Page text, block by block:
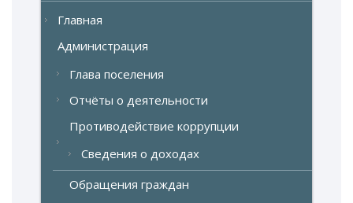
Главная
Администрация
Глава поселения
Отчёты о деятельности
Противодействие коррупции
Сведения о доходах
Обращения граждан